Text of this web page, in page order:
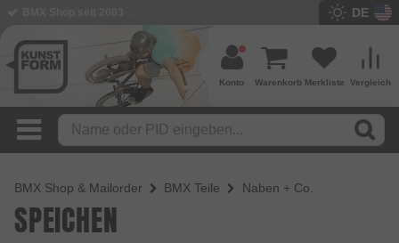
DE
Vergleich
Merkliste
Warenkorb
Konto
BMX Shop & Mailorder BMX Teile Naben + Co.
SPEICHEN